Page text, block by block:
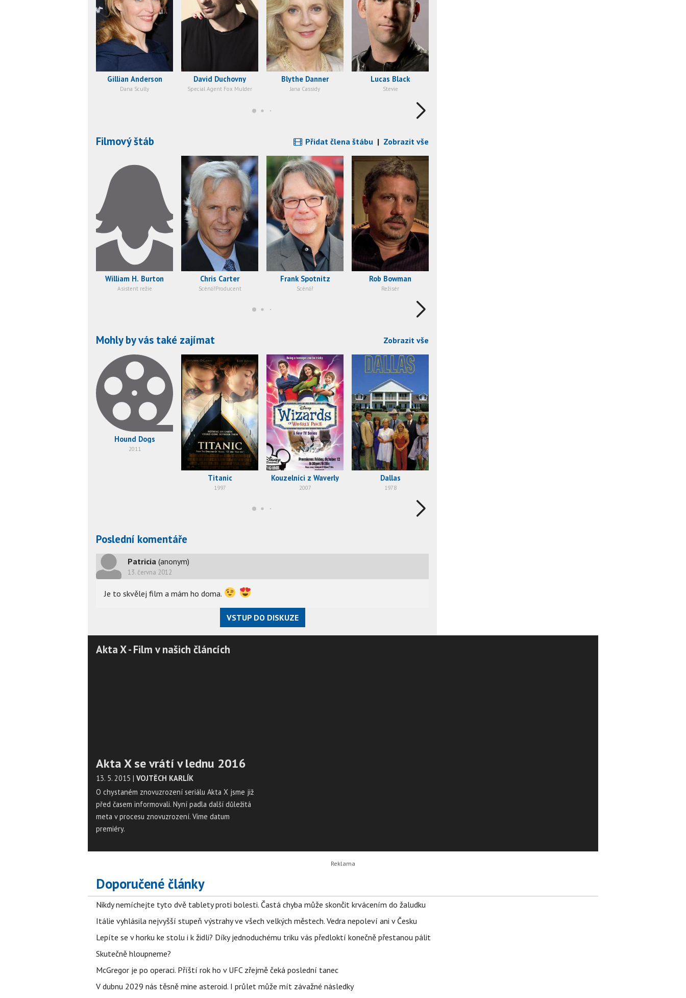
Gillian Anderson
Dana Scully
David Duchovny
Special Agent Fox Mulder
Blythe Danner
Jana Cassidy
Lucas Black
Stevie
Filmový štáb Přidat člena štábu | Zobrazit vše
William H. Burton
Asistent režie
Chris Carter
ScénářProducent
Frank Spotnitz
Scénář
Rob Bowman
Režisér
Mohly by vás také zajímat Zobrazit vše
Hound Dogs
2011
Titanic
1997
Kouzelníci z Waverly
2007
Dallas
1978
Poslední komentáře
Patricia (anonym)
13. června 2012
Je to skvělej film a mám ho doma.
VSTUP DO DISKUZE
Akta X - Film v našich článcích
Akta X se vrátí v lednu 2016
13. 5. 2015 | VOJTĚCH KARLÍK
O chystaném znovuzrození seriálu Akta X jsme již
před časem informovali. Nyní padla další důležitá
meta v procesu znovuzrození. Víme datum
premiéry.
Doporučené články
Nikdy nemíchejte tyto dvě tablety proti bolesti. Častá chyba může skončit krvácením do žaludku
Itálie vyhlásila nejvyšší stupeň výstrahy ve všech velkých městech. Vedra nepoleví ani v Česku
Lepíte se v horku ke stolu i k židli? Díky jednoduchému triku vás předloktí konečně přestanou pálit
Skutečně hloupneme?
McGregor je po operaci. Příští rok ho v UFC zřejmě čeká poslední tanec
V dubnu 2029 nás těsně mine asteroid. I průlet může mít závažné následky